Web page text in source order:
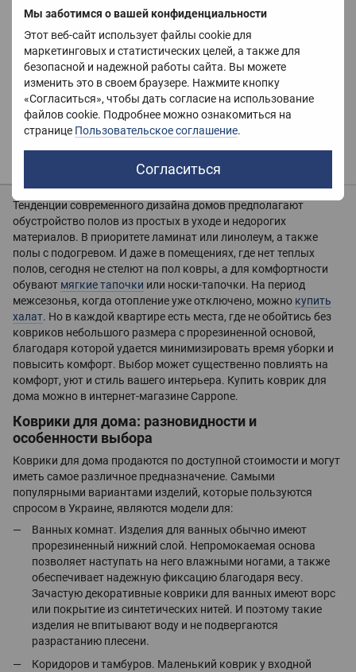
Мы заботимся о вашей конфиденциальности
Этот веб-сайт использует файлы cookie для
маркетинговых и статистических целей, а также для
безопасной и надежной работы сайта. Вы можете
изменить это в своем браузере. Нажмите кнопку
«Согласиться», чтобы дать согласие на использование
файлов cookie. Подробнее можно ознакомиться на
странице Пользовательское соглашение.
Согласиться
Коврик для ванной комнаты
Монстера, зеленый
Тенденции современного дизайна домов предполагают
обустройство полов из простых в уходе и недорогих
материалов. В приоритете ламинат или линолеум, а также
полы с подогревом. И даже в помещениях, где нет теплых
полов, сегодня не стелют на пол ковры, а для комфортности
обувают мягкие тапочки или носки-тапочки. На период
межсезонья, когда отопление уже отключено, можно купить
халат. Но в каждой квартире есть места, где не обойтись без
ковриков небольшого размера с прорезиненной основой,
благодаря которой удается минимизировать время уборки и
повысить комфорт. Выбор может существенно повлиять на
комфорт, уют и стиль вашего интерьера. Купить коврик для
дома можно в интернет-магазине Cappone.
Коврики для дома: разновидности и
особенности выбора
Коврики для дома продаются по доступной стоимости и могут
иметь самое различное предназначение. Самыми
популярными вариантами изделий, которые пользуются
спросом в Украине, являются модели для:
Ванных комнат. Изделия для ванных обычно имеют
прорезиненный нижний слой. Непромокаемая основа
позволяет наступать на него влажными ногами, а также
обеспечивает надежную фиксацию благодаря весу.
Зачастую декоративные коврики для ванных имеют ворс
или покрытие из синтетических нитей. И поэтому такие
изделия не впитывают воду и не подвергаются
разрастанию плесени.
Коридоров и тамбуров. Маленький коврик у входной